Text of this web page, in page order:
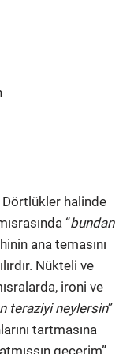
Dörtlükler halinde
“bundan
ana temasını
Nükteli ve
ironi ve
teraziyi neylersin”
tartmasına
geçerim”